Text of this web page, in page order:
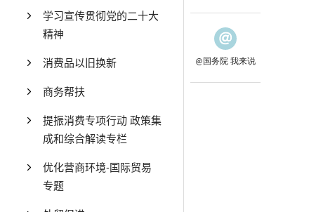
学习宣传贯彻党的二十大
精神
消费品以旧换新
商务帮扶
提振消费专项行动 政策集
成和综合解读专栏
优化营商环境-国际贸易
专题
@国务院 我来说